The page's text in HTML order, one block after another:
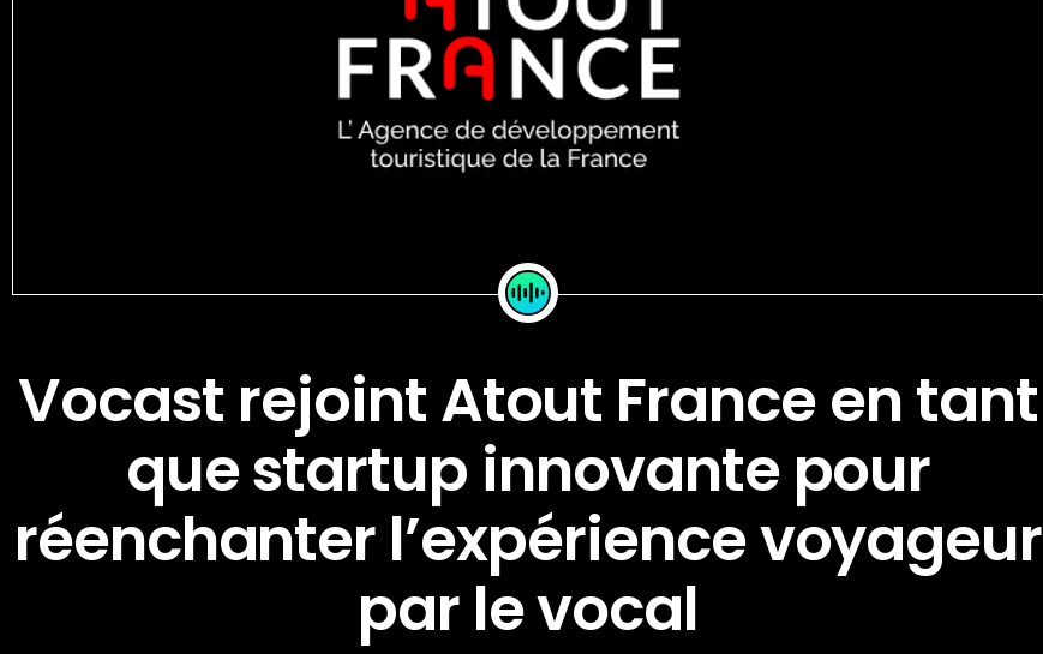
Vocast rejoint Atout France en tant
que startup innovante pour
réenchanter l’expérience voyageur
par le vocal